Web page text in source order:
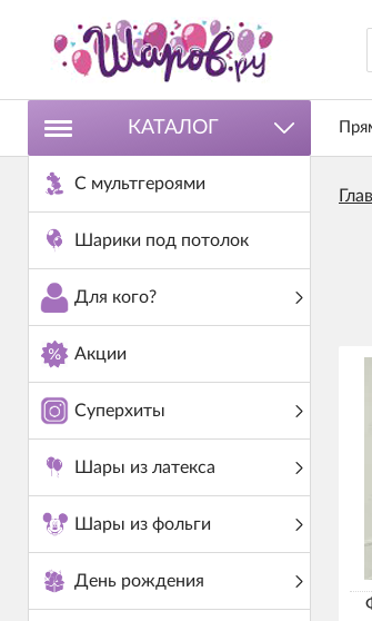
КАТАЛОГ
С мультгероями
Шарики под потолок
Для кого?
Акции
Суперхиты
Шары из латекса
Шары из фольги
День рождения